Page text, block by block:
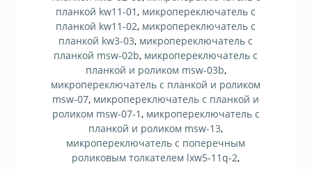
планкой kw11-01, микропереключатель с
планкой kw11-02, микропереключатель с
планкой kw3-03, микропереключатель с
планкой msw-02b, микропереключатель с
планкой и роликом msw-03b,
микропереключатель с планкой и роликом
msw-07, микропереключатель с планкой и
роликом msw-07-1, микропереключатель с
планкой и роликом msw-13,
микропереключатель с поперечным
роликовым толкателем lxw5-11q-2,